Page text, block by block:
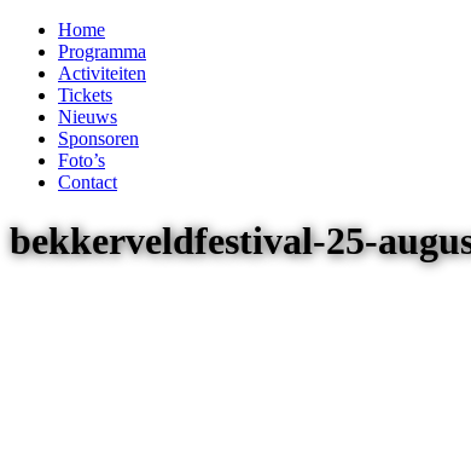
Home
Programma
Activiteiten
Tickets
Nieuws
Sponsoren
Foto’s
Contact
bekkerveldfestival-25-